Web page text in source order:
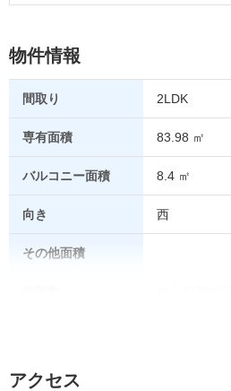
物件情報
間取り 2LDK
専有面積 83.98 ㎡
バルコニー面積 8.4 ㎡
向き 西
その他面積
アクセス